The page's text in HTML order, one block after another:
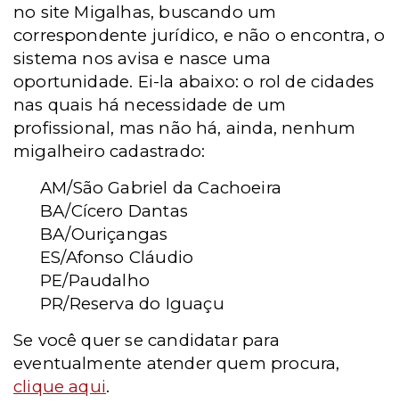
no site Migalhas, buscando um
correspondente jurídico, e não o encontra, o
sistema nos avisa e nasce uma
oportunidade. Ei-la abaixo: o rol de cidades
nas quais há necessidade de um
profissional, mas não há, ainda, nenhum
migalheiro cadastrado:
AM/São Gabriel da Cachoeira
BA/Cícero Dantas
BA/Ouriçangas
ES/Afonso Cláudio
PE/Paudalho
PR/Reserva do Iguaçu
Se você quer se candidatar para
eventualmente atender quem procura,
clique aqui.